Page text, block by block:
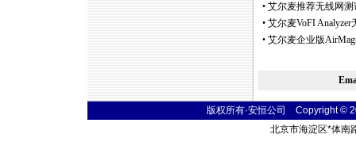
• 艾尔麦推荐无线网
• 艾尔麦VoFI
• 艾尔麦企业版
版权所有·安恒公司 Copyright ©
北京市海淀区*体南